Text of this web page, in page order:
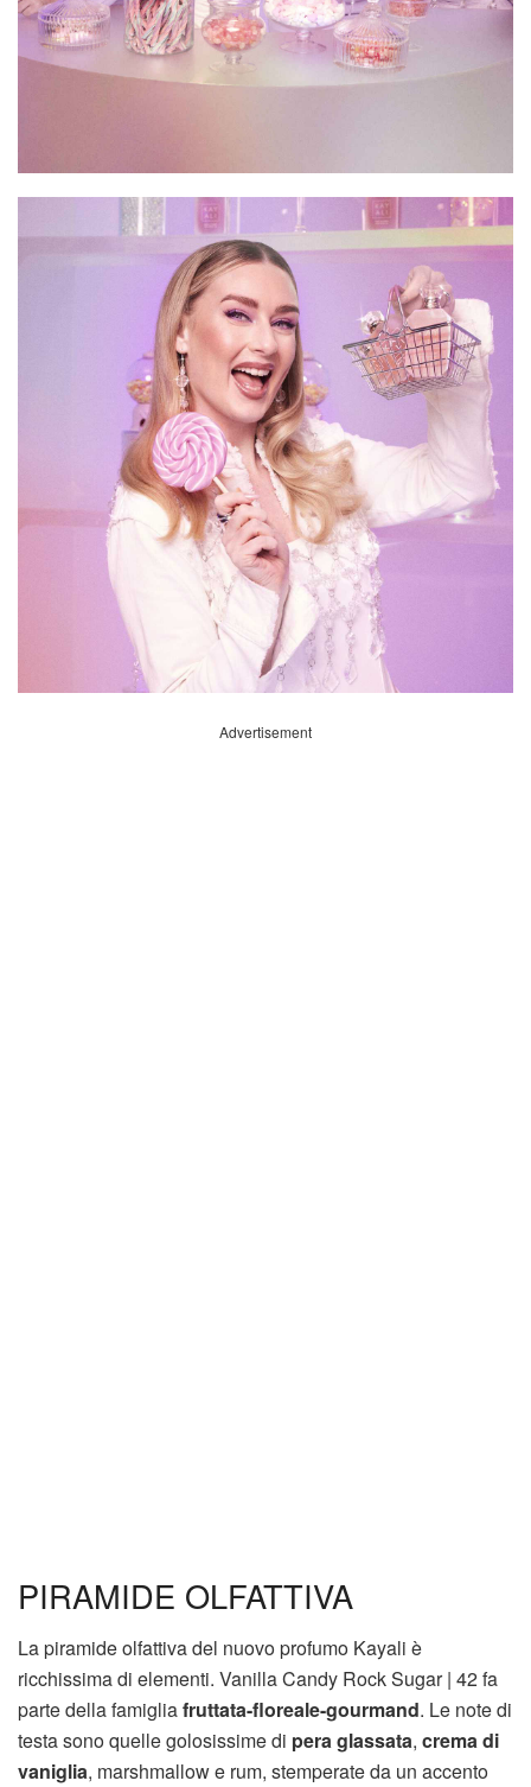
Advertisement
PIRAMIDE OLFATTIVA
La piramide olfattiva del nuovo profumo Kayali è
ricchissima di elementi. Vanilla Candy Rock Sugar | 42 fa
parte della famigliafruttata-floreale-gourmand. Le note di
testa sono quelle golosissime di pera glassata, crema di
vaniglia, marshmallow e rum, stemperate da un accento